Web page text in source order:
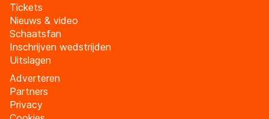
Tickets
Nieuws & video
Schaatsfan
Inschrijven wedstrijden
Uitslagen
Adverteren
Partners
Privacy